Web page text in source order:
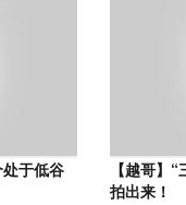
处于低谷
【越哥】
拍出来！